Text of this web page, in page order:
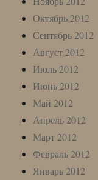
Октябрь 2012
Сентябрь 2012
Август 2012
Июль 2012
Июнь 2012
Май 2012
Апрель 2012
Март 2012
Февраль 2012
Январь 2012